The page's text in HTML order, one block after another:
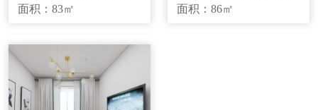
宜房源
面积：83㎡
源
面积：86㎡